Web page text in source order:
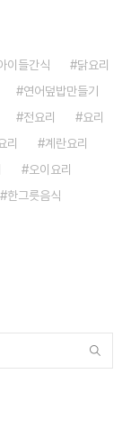
이들간식
닭요리
연어덮밥만들기
전요리
요리
리
계란요리
오이요리
한그릇음식